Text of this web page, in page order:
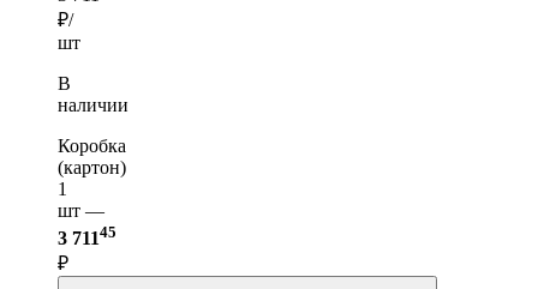
₽/
шт
В
наличии
Коробка
(картон)
1
шт —
3 71145
₽